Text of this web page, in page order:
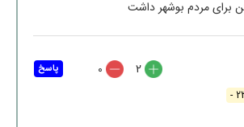
برای مردم بوشهر داشت
2
0 پاسخ